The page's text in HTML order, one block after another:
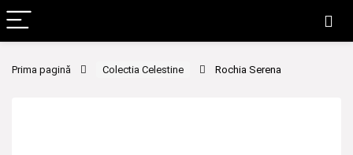
Prima pagină Colectia Celestine Rochia Serena